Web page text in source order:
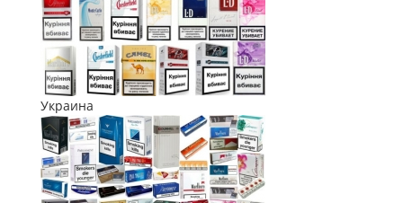
Украина